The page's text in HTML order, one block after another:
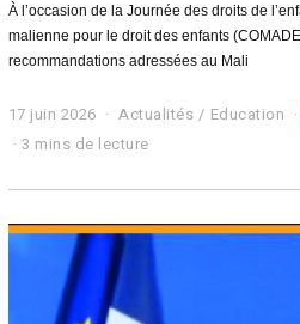
À l’occasion de la Journée des droits de
malienne pour le droit des enfants
recommandations adressées au Mali
17 juin 2026
2
j
n
0
2
6
Actualités / Education
3 mins de lecture